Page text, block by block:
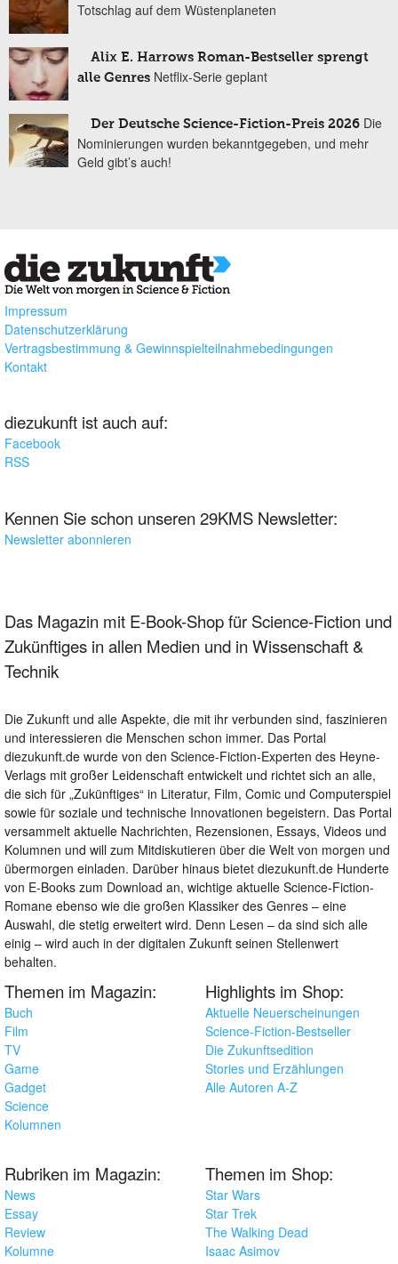
Totschlag auf dem Wüstenplaneten
Alix E. Harrows Roman-Bestseller sprengt
alle Genres Netflix-Serie geplant
Der Deutsche Science-Fiction-Preis 2026 Die
Nominierungen wurden bekanntgegeben, und mehr
Geld gibt’s auch!
Impressum
Datenschutzerklärung
Vertragsbestimmung & Gewinnspielteilnahmebedingungen
Kontakt
diezukunft ist auch auf:
Facebook
RSS
Kennen Sie schon unseren 29KMS Newsletter:
Newsletter abonnieren
Das Magazin mit E-Book-Shop für Science-Fiction und
Zukünftiges in allen Medien und in Wissenschaft &
Technik
Die Zukunft und alle Aspekte, die mit ihr verbunden sind, faszinieren
und interessieren die Menschen schon immer. Das Portal
diezukunft.de wurde von den Science-Fiction-Experten des Heyne-
Verlags mit großer Leidenschaft entwickelt und richtet sich an alle,
die sich für „Zukünftiges“ in Literatur, Film, Comic und Computerspiel
sowie für soziale und technische Innovationen begeistern. Das Portal
versammelt aktuelle Nachrichten, Rezensionen, Essays, Videos und
Kolumnen und will zum Mitdiskutieren über die Welt von morgen und
übermorgen einladen. Darüber hinaus bietet diezukunft.de Hunderte
von E-Books zum Download an, wichtige aktuelle Science-Fiction-
Romane ebenso wie die großen Klassiker des Genres – eine
Auswahl, die stetig erweitert wird. Denn Lesen – da sind sich alle
einig – wird auch in der digitalen Zukunft seinen Stellenwert
behalten.
Themen im Magazin:
Buch
Film
TV
Game
Gadget
Science
Kolumnen
Highlights im Shop:
Aktuelle Neuerscheinungen
Science-Fiction-Bestseller
Die Zukunftsedition
Stories und Erzählungen
Alle Autoren A-Z
Rubriken im Magazin:
News
Essay
Review
Kolumne
Themen im Shop:
Star Wars
Star Trek
The Walking Dead
Isaac Asimov